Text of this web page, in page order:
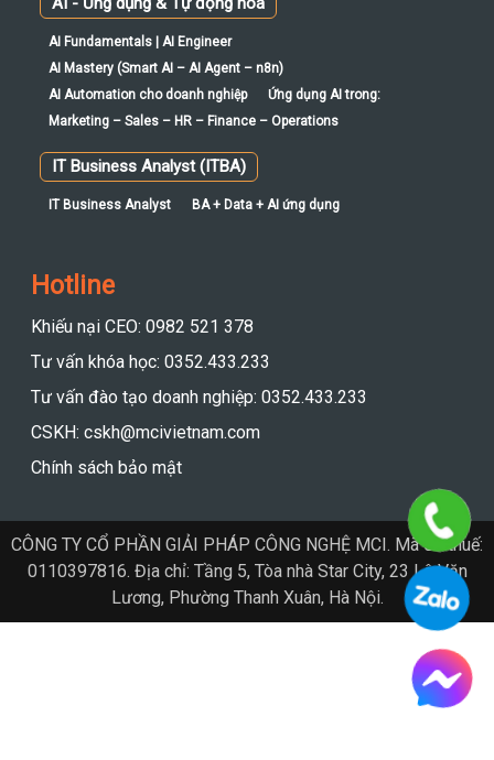
AI Mastery (Smart AI – AI Agent – n8n)
AI Automation cho doanh nghiệp
Marketing – Sales – HR – Finance – Operations
IT Business Analyst (ITBA)
IT Business Analyst BA + Data + AI ứng dụng
Khiếu nại CEO: 0982 521 378
CÔNG TY CỔ PHẦN GIẢI PHÁP CÔNG NGHỆ MCI. Mã số thuế:
0110397816. Địa chỉ: Tầng 5, Tòa nhà Star City, 23 Lê Văn
Lương, Phường Thanh Xuân, Hà Nội.